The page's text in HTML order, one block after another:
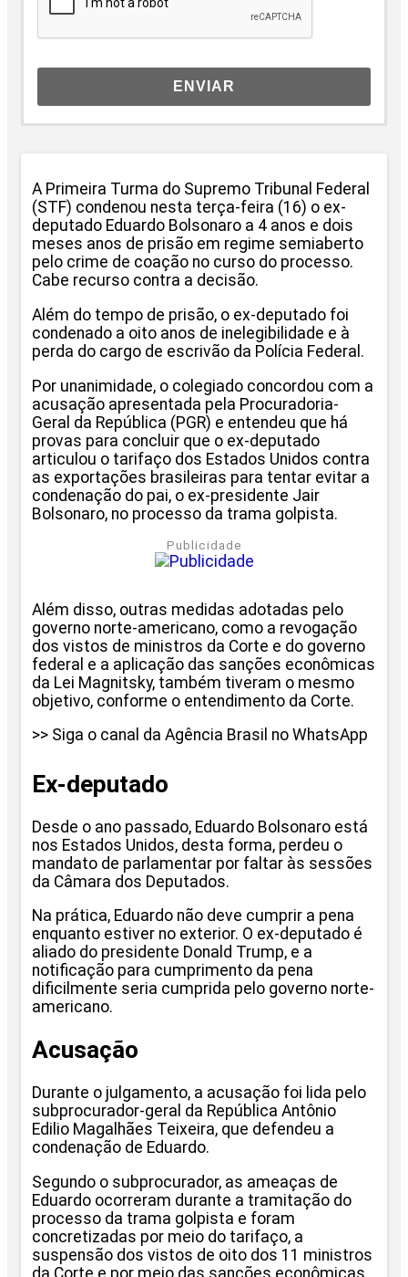
ENVIAR
A Primeira Turma do Supremo Tribunal Federal
(STF) condenou nesta terça-feira (16) o ex-
deputado Eduardo Bolsonaro a 4 anos e dois
meses anos de prisão em regime semiaberto
pelo crime de coação no curso do processo.
Cabe recurso contra a decisão.
Além do tempo de prisão, o ex-deputado foi
condenado a oito anos de inelegibilidade e à
perda do cargo de escrivão da Polícia Federal.
Por unanimidade, o colegiado concordou com a
acusação apresentada pela Procuradoria-
Geral da República (PGR) e entendeu que há
provas para concluir que o ex-deputado
articulou o tarifaço dos Estados Unidos contra
as exportações brasileiras para tentar evitar a
condenação do pai, o ex-presidente Jair
Bolsonaro, no processo da trama golpista.
Publicidade
Além disso, outras medidas adotadas pelo
governo norte-americano, como a revogação
dos vistos de ministros da Corte e do governo
federal e a aplicação das sanções econômicas
da Lei Magnitsky, também tiveram o mesmo
objetivo, conforme o entendimento da Corte.
>> Siga o canal da Agência Brasil no WhatsApp
Ex-deputado
Desde o ano passado, Eduardo Bolsonaro está
nos Estados Unidos, desta forma, perdeu o
mandato de parlamentar por faltar às sessões
da Câmara dos Deputados.
Na prática, Eduardo não deve cumprir a pena
enquanto estiver no exterior. O ex-deputado é
aliado do presidente Donald Trump, e a
notificação para cumprimento da pena
dificilmente seria cumprida pelo governo norte-
americano.
Acusação
Durante o julgamento, a acusação foi lida pelo
subprocurador-geral da República Antônio
Edilio Magalhães Teixeira, que defendeu a
condenação de Eduardo.
Segundo o subprocurador, as ameaças de
Eduardo ocorreram durante a tramitação do
processo da trama golpista e foram
concretizadas por meio do tarifaço, a
suspensão dos vistos de oito dos 11 ministros
da Corte e por meio das sanções econômicas